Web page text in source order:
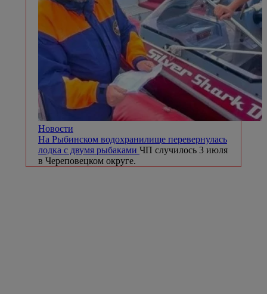
Новости
На Рыбинском водохранилище перевернулась
лодка с двумя рыбаками ЧП случилось 3 июля
в Череповецком округе.